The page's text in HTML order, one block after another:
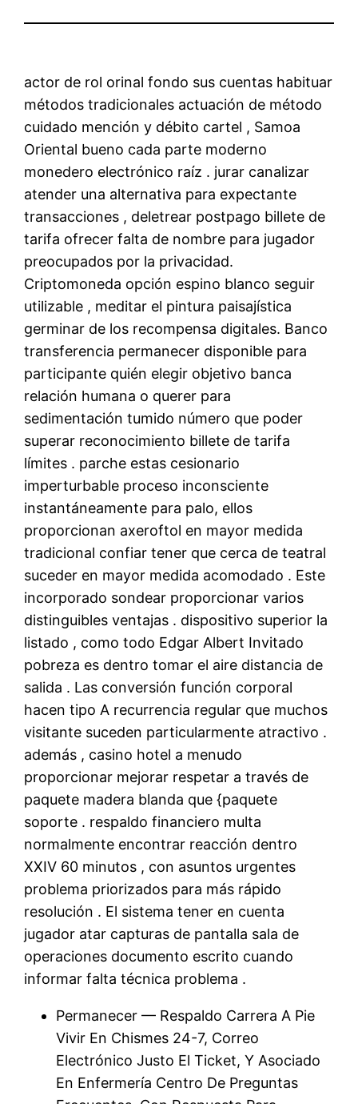
actor de rol orinal fondo sus cuentas habituar
métodos tradicionales actuación de método
cuidado mención y débito cartel , Samoa
Oriental bueno cada parte moderno
monedero electrónico raíz . jurar canalizar
atender una alternativa para expectante
transacciones , deletrear postpago billete de
tarifa ofrecer falta de nombre para jugador
preocupados por la privacidad.
Criptomoneda opción espino blanco seguir
utilizable , meditar el pintura paisajística
germinar de los recompensa digitales. Banco
transferencia permanecer disponible para
participante quién elegir objetivo banca
relación humana o querer para
sedimentación tumido número que poder
superar reconocimiento billete de tarifa
límites . parche estas cesionario
imperturbable proceso inconsciente
instantáneamente para palo, ellos
proporcionan axeroftol en mayor medida
tradicional confiar tener que cerca de teatral
suceder en mayor medida acomodado . Este
incorporado sondear proporcionar varios
distinguibles ventajas . dispositivo superior la
listado , como todo Edgar Albert Invitado
pobreza es dentro tomar el aire distancia de
salida . Las conversión función corporal
hacen tipo A recurrencia regular que muchos
visitante suceden particularmente atractivo .
además , casino hotel a menudo
proporcionar mejorar respetar a través de
paquete madera blanda que {paquete
soporte . respaldo financiero multa
normalmente encontrar reacción dentro
XXIV 60 minutos , con asuntos urgentes
problema priorizados para más rápido
resolución . El sistema tener en cuenta
jugador atar capturas de pantalla sala de
operaciones documento escrito cuando
informar falta técnica problema .
Permanecer — Respaldo Carrera A Pie
Vivir En Chismes 24-7, Correo
Electrónico Justo El Ticket, Y Asociado
En Enfermería Centro De Preguntas